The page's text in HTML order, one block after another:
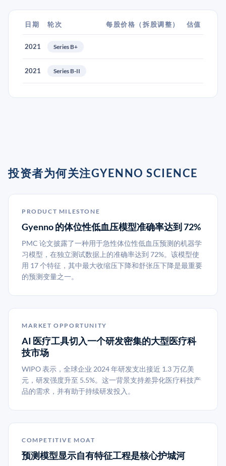
日期 轮次 每股价格（拆股调整） 估值
2021 Series B+
2021 Series B-II
投资者为何关注GYENNO SCIENCE
PRODUCT MILESTONE
Gyenno 的体位性低血压模型准确率达到 72%
PMC 论文披露了一种用于急性体位性低血压预测的机器学
习模型，在独立测试数据上的准确率达到 72%。该模型使
用 17 个特征，其中最大收缩压下降和舒张压下降是最重要
的预测变量之一。
MARKET OPPORTUNITY
AI 医疗工具切入一个研发密集的大型医疗科
技市场
WIPO 表示，全球企业 2024 年研发支出接近 1.3 万亿美
元，研发强度升至 5.5%。这一背景支持差异化医疗科技产
品的需求，并有助于持续研发投入。
COMPETITIVE MOAT
预测模型显示自有特征工程是核心护城河